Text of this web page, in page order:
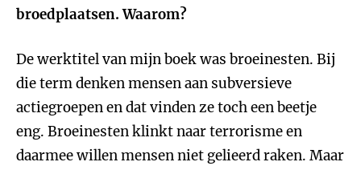
broedplaatsen. Waarom?
De werktitel van mijn boek was broeinesten. Bij
die term denken mensen aan subversieve
actiegroepen en dat vinden ze toch een beetje
eng. Broeinesten klinkt naar terrorisme en
daarmee willen mensen niet gelieerd raken. Maar